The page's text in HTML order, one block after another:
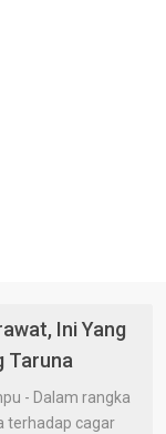
Ini Yang
Taruna
- Dalam rangka
terhadap cagar